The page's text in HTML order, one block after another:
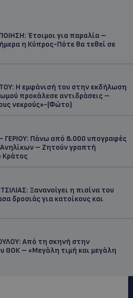
Έτοιμοι για παραλία –
η Κύπρος-Πότε θα τεθεί σε
Η εμφάνισή του στην εκδήλωση
προκάλεσε αντιδράσεις –
νεκρούς»-(Φώτο)
ΓΕΡΙΟΥ: Πάνω από 8.000 υπογραφές
– Ζητούν γραπτή
Κράτος
Ξανανοίγει η πισίνα του
δροσιάς για κατοίκους και
Από τη σκηνή στην
ΘΟΚ – «Μεγάλη τιμή και μεγάλη